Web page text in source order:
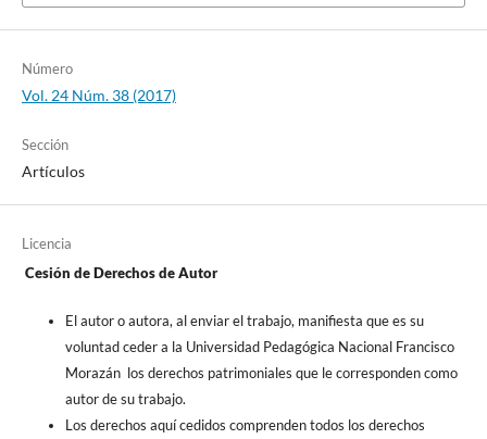
Número
Vol. 24 Núm. 38 (2017)
Sección
Artículos
Licencia
Cesión de Derechos de Autor
El autor o autora, al enviar el trabajo, manifiesta que es su
voluntad ceder a la Universidad Pedagógica Nacional Francisco
Morazán los derechos patrimoniales que le corresponden como
autor de su trabajo.
Los derechos aquí cedidos comprenden todos los derechos